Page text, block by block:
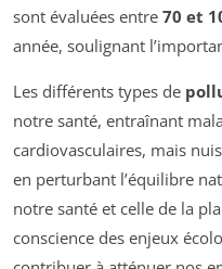
sont évaluées entre 70 et
année, soulignant
Les différents types de
notre santé, entraînant
cardiovasculaires, mais
en perturbant l’équilibre
notre santé et celle de la
conscience des enjeux